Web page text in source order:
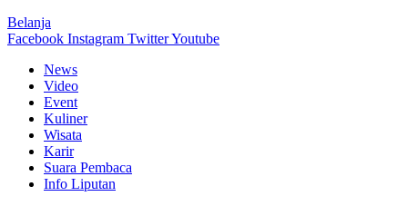
Belanja
Facebook Instagram TwitterYoutube
News
Video
Event
Kuliner
Wisata
Karir
Suara Pembaca
Info Liputan